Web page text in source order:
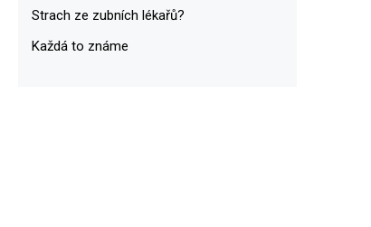
Strach ze zubních lékařů?
Každá to známe